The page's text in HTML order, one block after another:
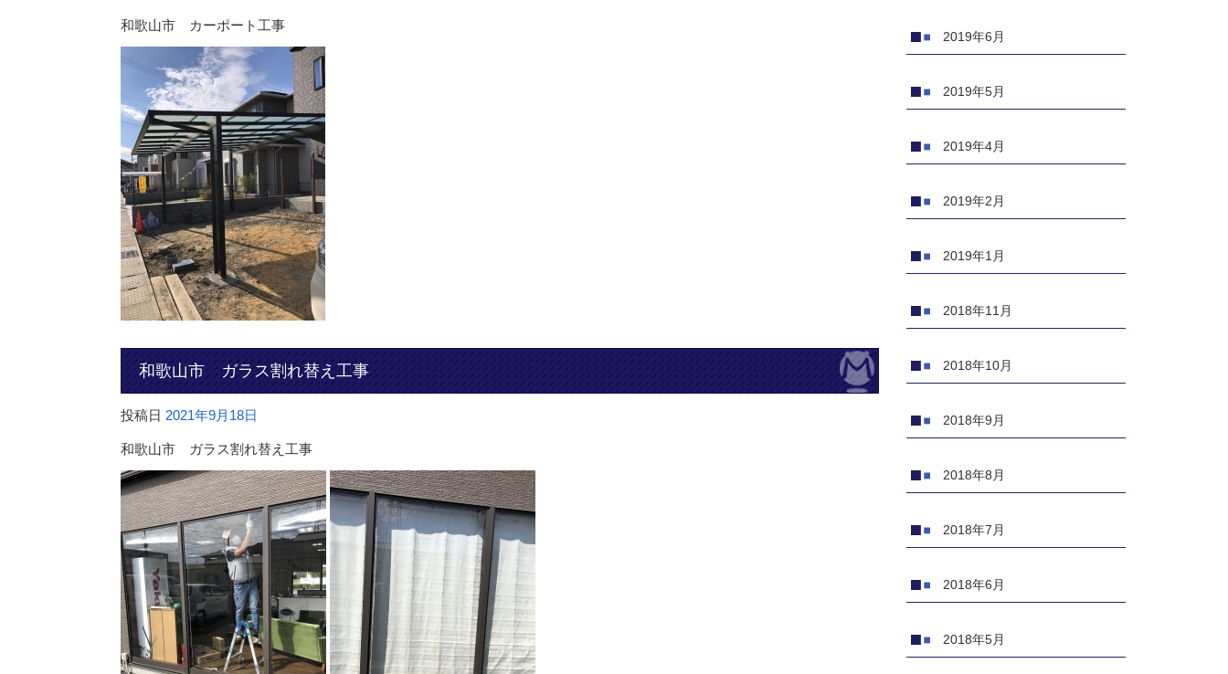
和歌山市 カーポート工事
和歌山市 ガラス割れ替え工事
投稿日 2021年9月18日
和歌山市 ガラス割れ替え工事
2019年6月
2019年5月
2019年4月
2019年2月
2019年1月
2018年11月
2018年10月
2018年9月
2018年8月
2018年7月
2018年6月
2018年5月